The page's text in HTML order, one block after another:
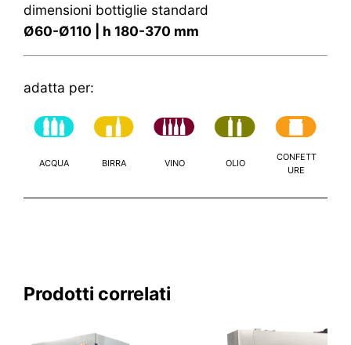
dimensioni bottiglie standard
Ø60-Ø110 | h 180-370 mm
adatta per:
ACQUA BIRRA VINO OLIO
CONFETT
URE
Prodotti correlati